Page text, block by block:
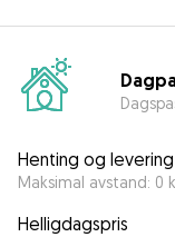
Henting og levering
Maksimal avstand: 0
Helligdagspris